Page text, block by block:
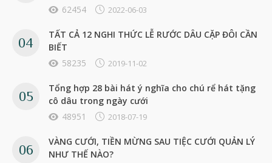
62454
2022-06-03
TẤT CẢ 12 NGHI THỨC LỄ RƯỚC DÂU CẶP ĐÔI CẦN
BIẾT
58235
2019-11-02
Tổng hợp 28 bài hát ý nghĩa cho chú rể hát tặng
cô dâu trong ngày cưới
48951
2018-07-19
VÀNG CƯỚI, TIỀN MỪNG SAU TIỆC CƯỚI QUẢN LÝ
NHƯ THẾ NÀO?